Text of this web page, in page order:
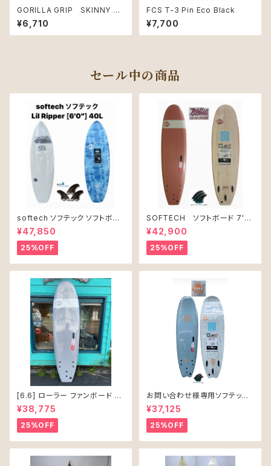
GORILLA GRIP SKINNY T
HREE DIGITAL-LAV/BLACK
¥6,710
FCS T-3 Pin Eco Black
¥7,700
セール中の商品
softech ソフテック ソフトボー
ド Lil Ripper リル リッパー
[6’0”] 40L
¥47,850
25%OFF
SOFTECH ソフトボード 7'0"
ROLLER CLAY
¥42,900
25%OFF
[6.6] ローラー ファンボード ソ
フテック
¥38,775
25%OFF
お問い合わせ様専用ソフテック
SALLY シャリー 6’6 ソフトボー
ド 61L
¥37,125
25%OFF